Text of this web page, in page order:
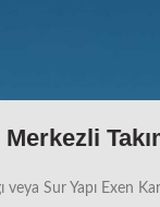
Sur Yapı Exen